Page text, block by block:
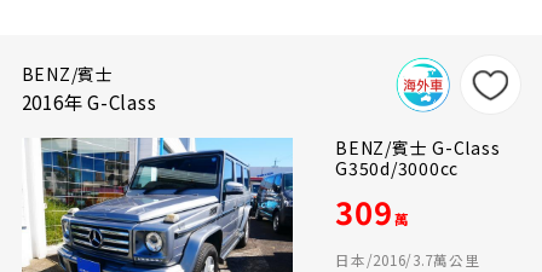
BENZ/賓士
2016年 G-Class
BENZ/賓士 G-Class
G350d/3000cc
309萬
日本/2016/3.7萬公里